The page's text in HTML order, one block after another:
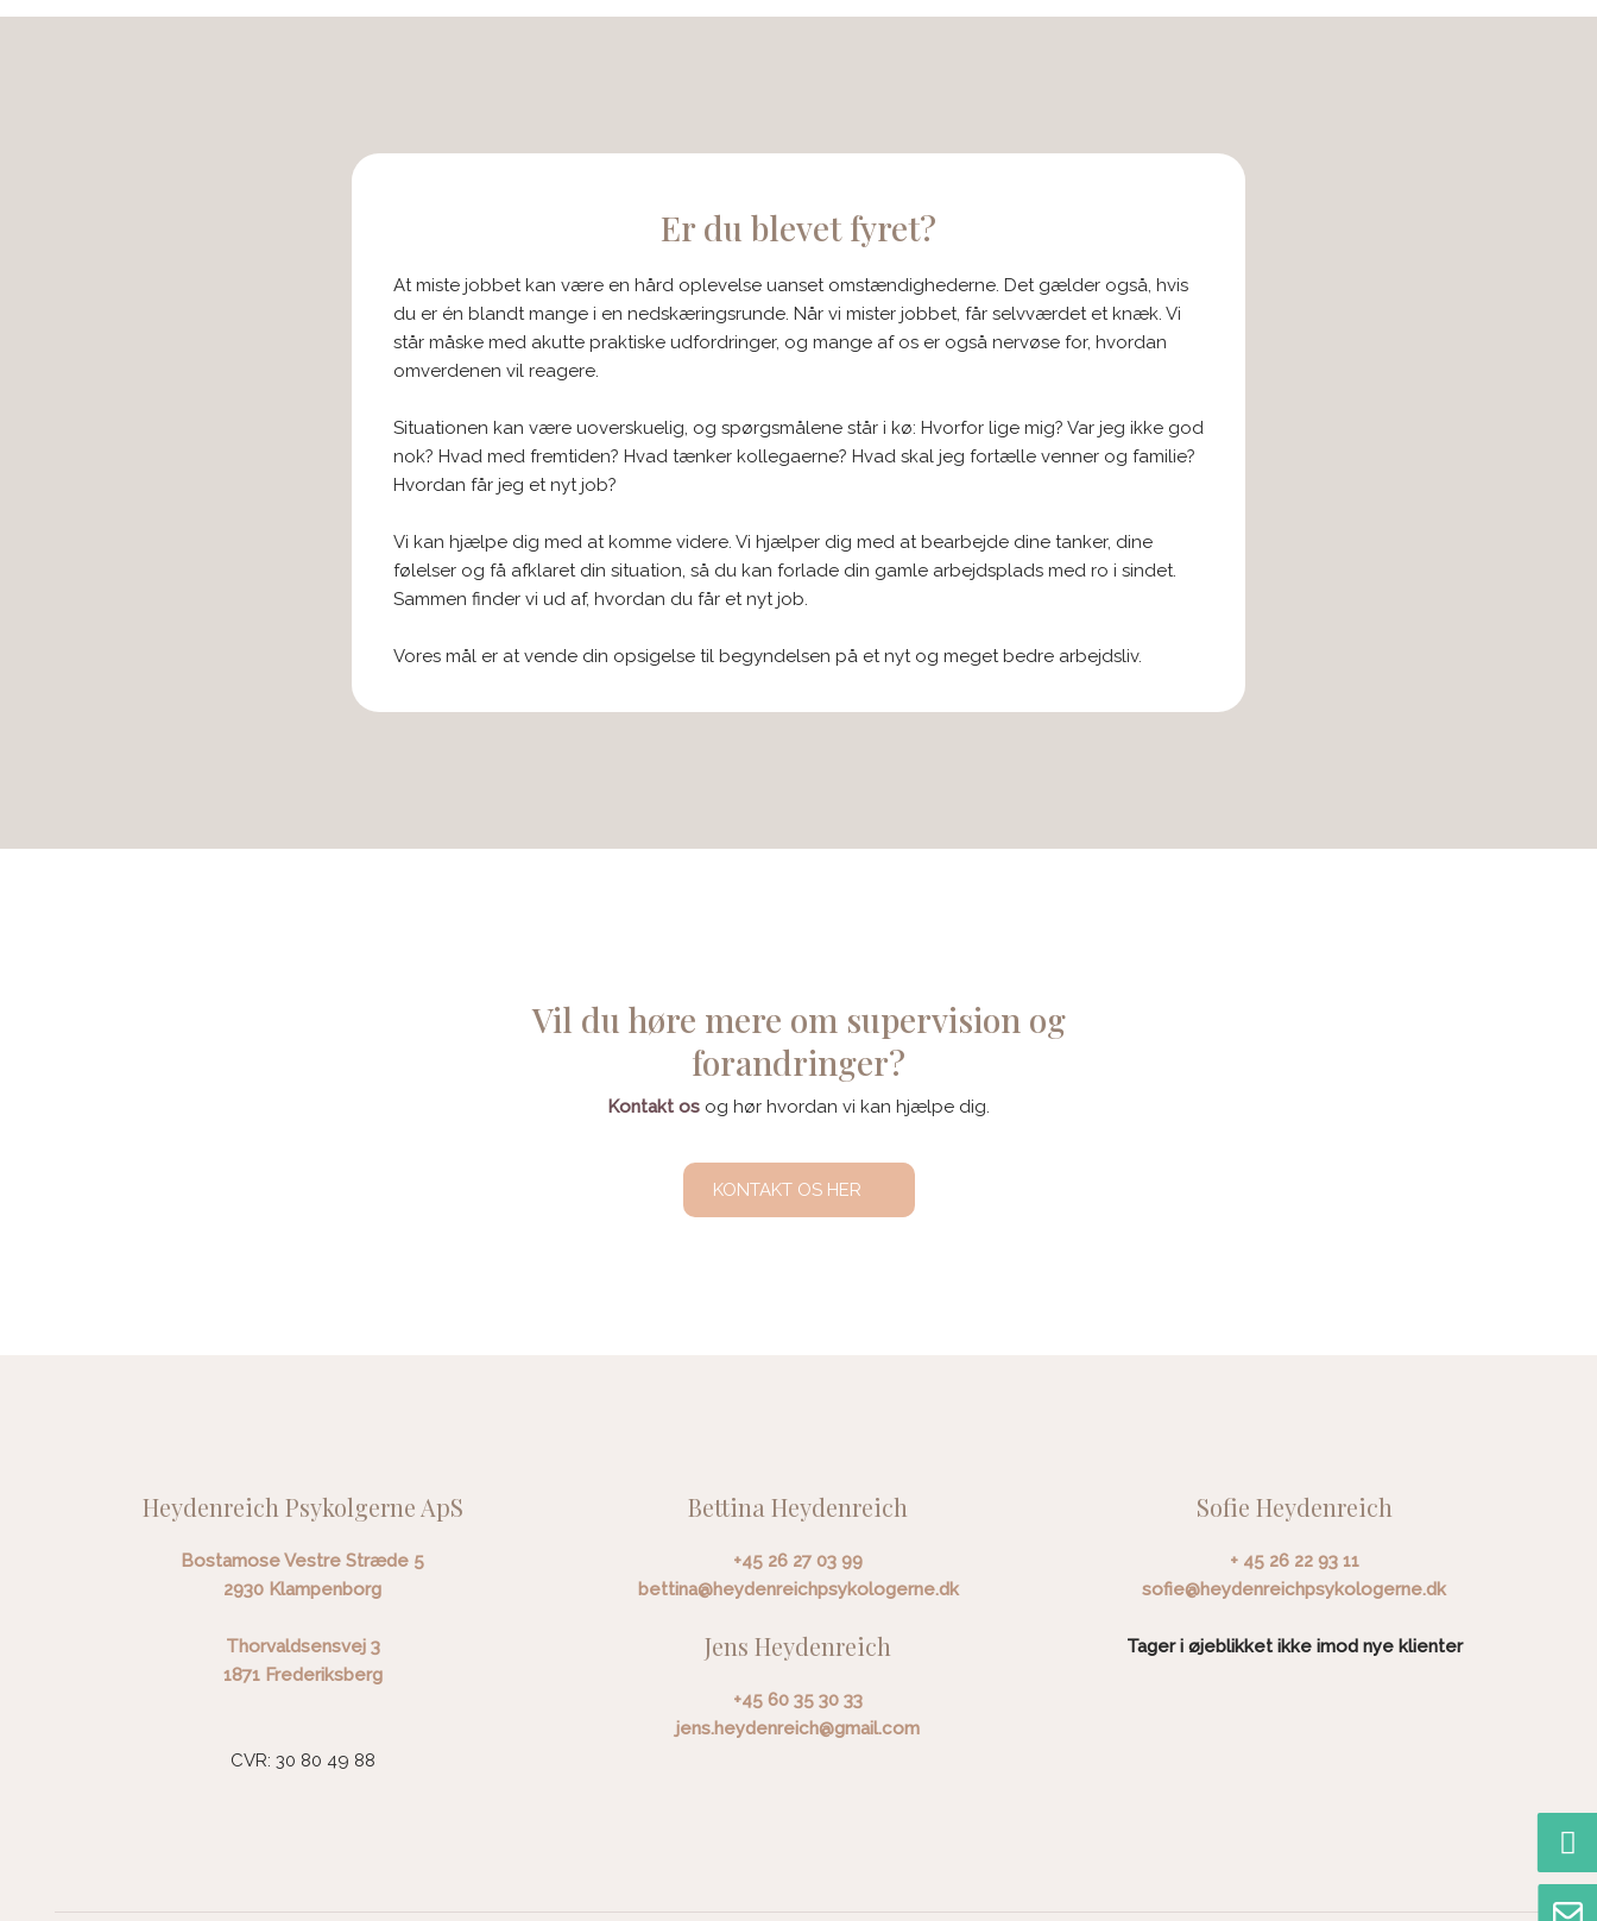
Er du blevet fyret?
At miste jobbet kan være en hård oplevelse uanset omstændighederne. Det gælder også, hvis
du er én blandt mange i en nedskæringsrunde. Når vi mister jobbet, får selvværdet et knæk. Vi
står måske med akutte praktiske udfordringer, og mange af os er også nervøse for, hvordan
omverdenen vil reagere.
Situationen kan være uoverskuelig, og spørgsmålene står i kø: Hvorfor lige mig? Var jeg ikke god
nok? Hvad med fremtiden? Hvad tænker kollegaerne? Hvad skal jeg fortælle venner og familie?
Hvordan får jeg et nyt job?
Vi kan hjælpe dig med at komme videre. Vi hjælper dig med at bearbejde dine tanker, dine
følelser og få afklaret din situation, så du kan forlade din gamle arbejdsplads med ro i sindet.
Sammen finder vi ud af, hvordan du får et nyt job.
Vores mål er at vende din opsigelse til begyndelsen på et nyt og meget bedre arbejdsliv.
Vil du høre mere om supervision og
forandringer?
Kontakt os og hør hvordan vi kan hjælpe dig.
KONTAKT OS HER​
Heydenreich Psykolgerne ApS
Bostamose Vestre Stræde 5
​2930 Klampenborg
Thorvaldsensvej 3
​1871 Frederiksberg
CVR: 30 80 49 88
Bettina Heydenreich
+45 26 27 03 99
bettina@heydenreichpsykologerne.dk
Jens Heydenreich
+45 60 35 30 33
jens.heydenreich@gmail.com
Sofie Heydenreich
+ 45 26 22 93 11
sofie@heydenreichpsykologerne.dk
Tager i øjeblikket ikke imod nye klienter​